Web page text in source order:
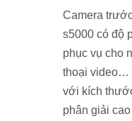
Camera
s5000 có độ
phục vụ cho
thoại video…
với kích
phân giải